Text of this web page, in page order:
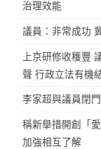
治理效能
議員：非常成功
上京研修收穫豐
聲 行政立法有機
李家超與議員閉
稱新舉措開創「
加強相互了解